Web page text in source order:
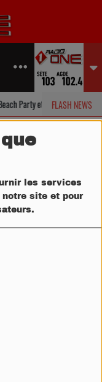
les services
site et pour
FLASH NEWS
Party et Eclipse Solaire